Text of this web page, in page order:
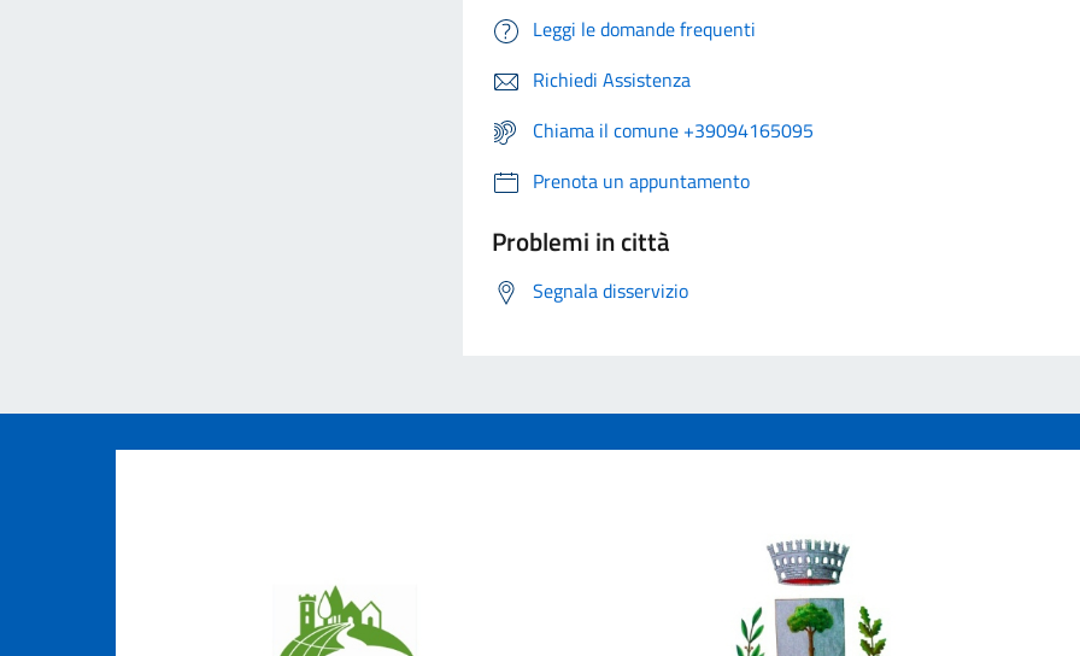
Leggi le domande frequenti
Richiedi Assistenza
Chiama il comune +39094165095
Prenota un appuntamento
Problemi in città
Segnala disservizio